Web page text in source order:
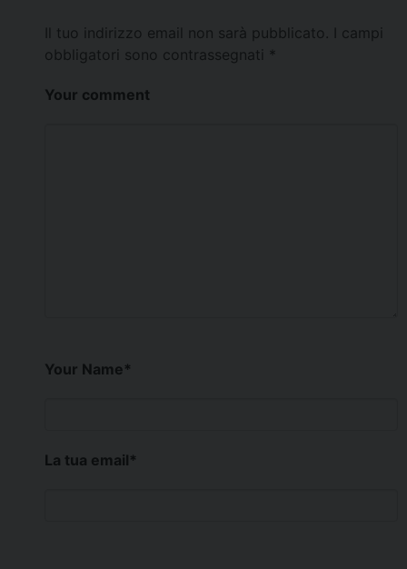
Il tuo indirizzo email non sarà pubblicato.
I campi
obbligatori sono contrassegnati *
Your comment
Your Name*
La tua email*